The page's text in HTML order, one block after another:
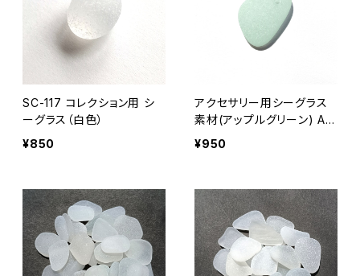
SC-117 コレクション用 シ
ーグラス（白色）
¥850
アクセサリー用シーグラス
素材(アップルグリーン) AS
-19
¥950